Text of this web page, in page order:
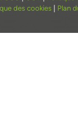
des cookies
Plan